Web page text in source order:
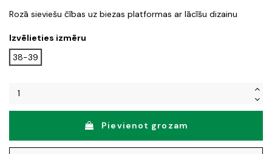
Rozā sieviešu čības uz biezas platformas ar lācīšu dizainu
Izvēlieties izmēru
38-39
Pievienot grozam